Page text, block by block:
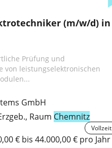
(m/w/d) in
Prüfung und
von leistungselektronischen
GmbH
Raum Chemnitz
Vollzeit
€ bis 44.000,00 € pro Jahr